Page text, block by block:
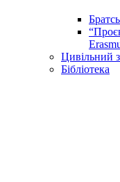
Цивільний
Бібліотека